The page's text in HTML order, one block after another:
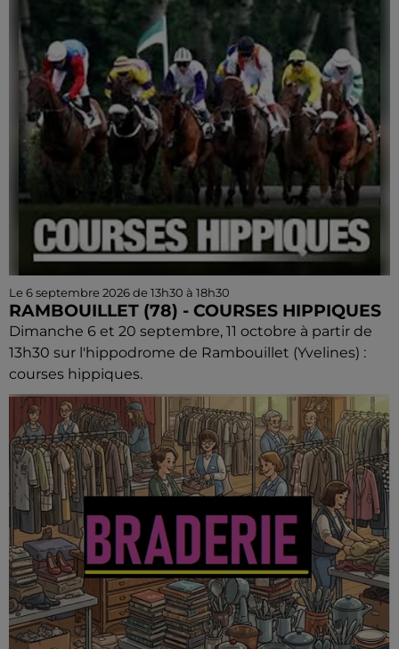
Le 6 septembre 2026 de 13h30 à 18h30
RAMBOUILLET (78) - COURSES HIPPIQUES
Dimanche 6 et 20 septembre, 11 octobre à partir de
13h30 sur l'hippodrome de Rambouillet (Yvelines) :
courses hippiques.